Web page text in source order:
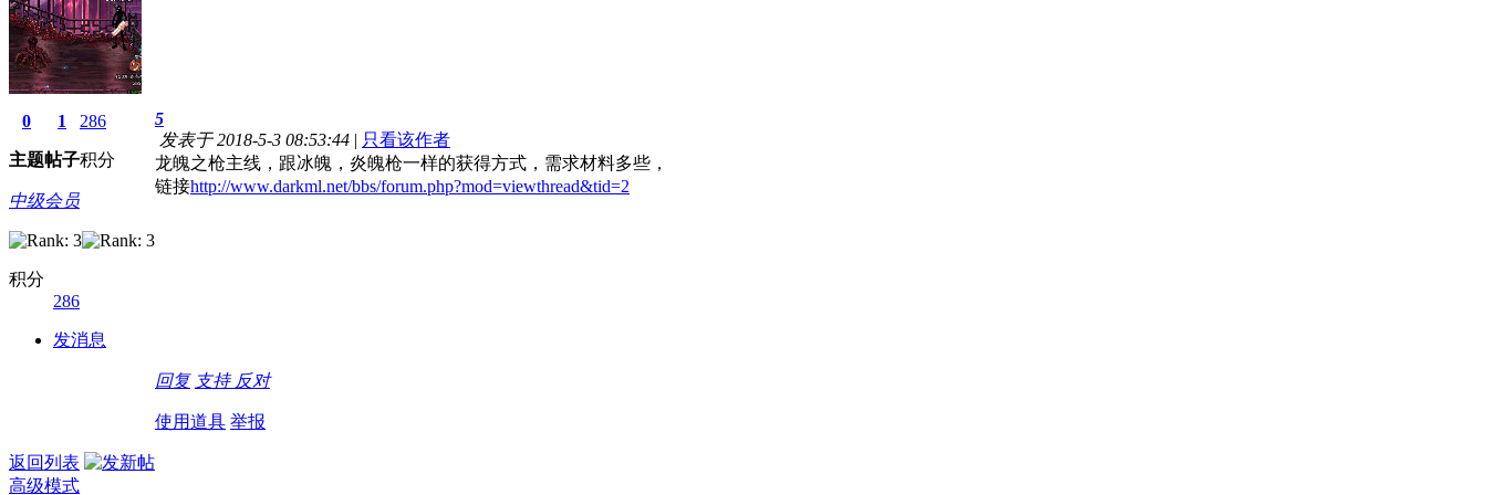
0
主题
1
帖子
286
积分
中级会员
积分
286
发消息
5
发表于 2018-5-3 08:53:44 | 只看该作者
龙魄之枪主线，跟冰魄，炎魄枪一样的获得方式，需求材料多些，
链接http://www.darkml.net/bbs/forum.php?mod=viewthread&tid=2
回复 支持 反对
使用道具 举报
返回列表
高级模式